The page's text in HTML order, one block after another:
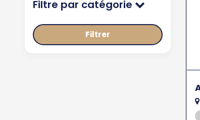
Filtre par catégorie
Filtrer